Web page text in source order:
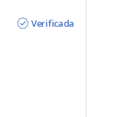
Verificada